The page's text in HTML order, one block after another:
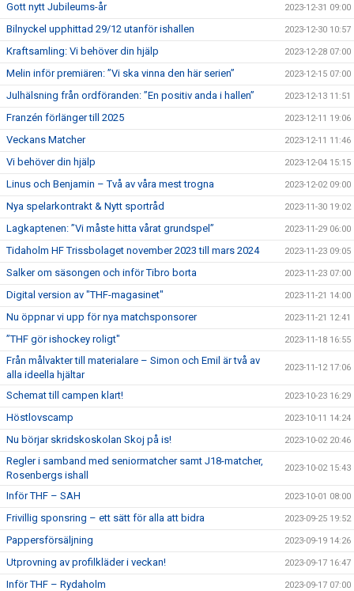
Gott nytt Jubileums-år 2023-12-31 09:00
Bilnyckel upphittad 29/12 utanför ishallen 2023-12-30 10:57
Kraftsamling: Vi behöver din hjälp 2023-12-28 07:00
Melin inför premiären: ”Vi ska vinna den här serien” 2023-12-15 07:00
Julhälsning från ordföranden: ”En positiv anda i hallen” 2023-12-13 11:51
Franzén förlänger till 2025 2023-12-11 19:06
Veckans Matcher 2023-12-11 11:46
Vi behöver din hjälp 2023-12-04 15:15
Linus och Benjamin – Två av våra mest trogna 2023-12-02 09:00
Nya spelarkontrakt & Nytt sportråd 2023-11-30 19:02
Lagkaptenen: ”Vi måste hitta vårat grundspel” 2023-11-29 06:00
Tidaholm HF Trissbolaget november 2023 till mars 2024 2023-11-23 09:05
Salker om säsongen och inför Tibro borta 2023-11-23 07:00
Digital version av "THF-magasinet" 2023-11-21 14:00
Nu öppnar vi upp för nya matchsponsorer 2023-11-21 12:41
”THF gör ishockey roligt" 2023-11-18 16:55
Från målvakter till materialare – Simon och Emil är två av
alla ideella hjältar
2023-11-12 17:06
Schemat till campen klart! 2023-10-23 16:29
Höstlovscamp 2023-10-11 14:24
Nu börjar skridskoskolan Skoj på is! 2023-10-02 20:46
Regler i samband med seniormatcher samt J18-matcher,
Rosenbergs ishall
2023-10-02 15:43
Inför THF – SAH 2023-10-01 08:00
Frivillig sponsring – ett sätt för alla att bidra 2023-09-25 19:52
Pappersförsäljning 2023-09-19 14:26
Utprovning av profilkläder i veckan! 2023-09-17 16:47
Inför THF – Rydaholm 2023-09-17 07:00